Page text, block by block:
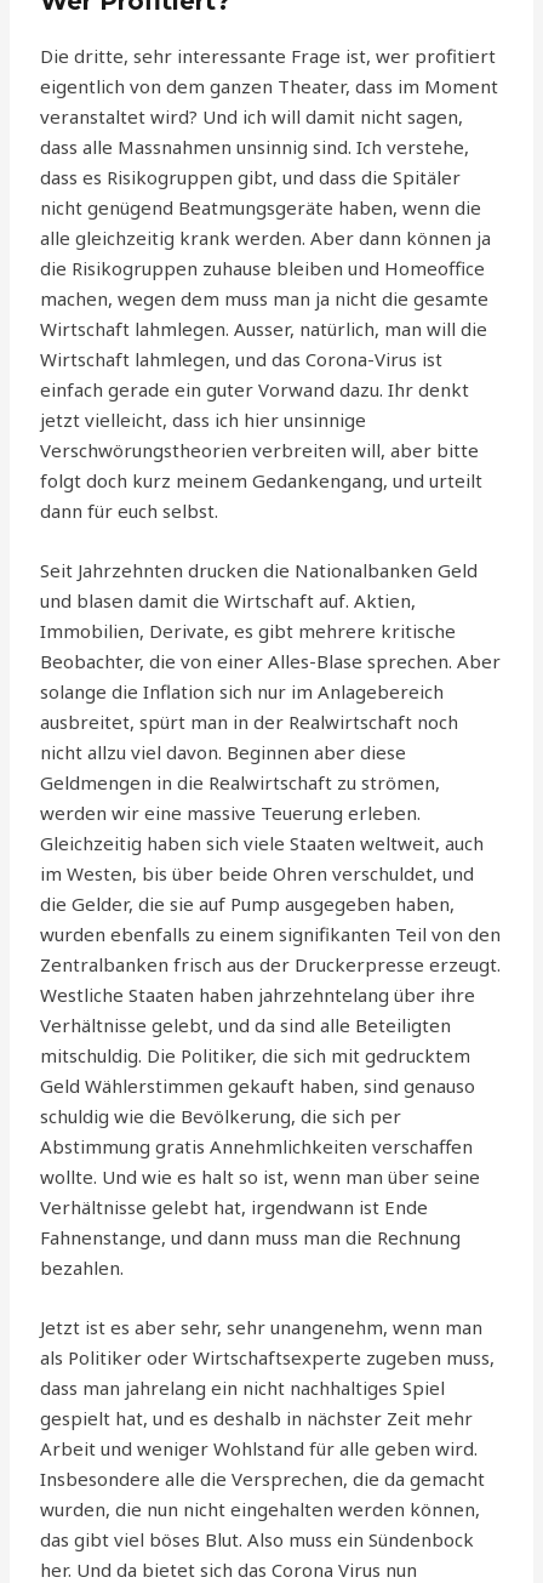
Die dritte, sehr interessante Frage ist, wer profitiert
eigentlich von dem ganzen Theater, dass im Moment
veranstaltet wird? Und ich will damit nicht sagen,
dass alle Massnahmen unsinnig sind. Ich verstehe,
dass es Risikogruppen gibt, und dass die Spitäler
nicht genügend Beatmungsgeräte haben, wenn die
alle gleichzeitig krank werden. Aber dann können ja
die Risikogruppen zuhause bleiben und Homeoffice
machen, wegen dem muss man ja nicht die gesamte
Wirtschaft lahmlegen. Ausser, natürlich, man will die
Wirtschaft lahmlegen, und das Corona-Virus ist
einfach gerade ein guter Vorwand dazu. Ihr denkt
jetzt vielleicht, dass ich hier unsinnige
Verschwörungstheorien verbreiten will, aber bitte
folgt doch kurz meinem Gedankengang, und urteilt
dann für euch selbst.
Seit Jahrzehnten drucken die Nationalbanken Geld
und blasen damit die Wirtschaft auf. Aktien,
Immobilien, Derivate, es gibt mehrere kritische
Beobachter, die von einer Alles-Blase sprechen. Aber
solange die Inflation sich nur im Anlagebereich
ausbreitet, spürt man in der Realwirtschaft noch
nicht allzu viel davon. Beginnen aber diese
Geldmengen in die Realwirtschaft zu strömen,
werden wir eine massive Teuerung erleben.
Gleichzeitig haben sich viele Staaten weltweit, auch
im Westen, bis über beide Ohren verschuldet, und
die Gelder, die sie auf Pump ausgegeben haben,
wurden ebenfalls zu einem signifikanten Teil von den
Zentralbanken frisch aus der Druckerpresse erzeugt.
Westliche Staaten haben jahrzehntelang über ihre
Verhältnisse gelebt, und da sind alle Beteiligten
mitschuldig. Die Politiker, die sich mit gedrucktem
Geld Wählerstimmen gekauft haben, sind genauso
schuldig wie die Bevölkerung, die sich per
Abstimmung gratis Annehmlichkeiten verschaffen
wollte. Und wie es halt so ist, wenn man über seine
Verhältnisse gelebt hat, irgendwann ist Ende
Fahnenstange, und dann muss man die Rechnung
bezahlen.
Jetzt ist es aber sehr, sehr unangenehm, wenn man
als Politiker oder Wirtschaftsexperte zugeben muss,
dass man jahrelang ein nicht nachhaltiges Spiel
gespielt hat, und es deshalb in nächster Zeit mehr
Arbeit und weniger Wohlstand für alle geben wird.
Insbesondere alle die Versprechen, die da gemacht
wurden, die nun nicht eingehalten werden können,
das gibt viel böses Blut. Also muss ein Sündenbock
her. Und da bietet sich das Corona Virus nun